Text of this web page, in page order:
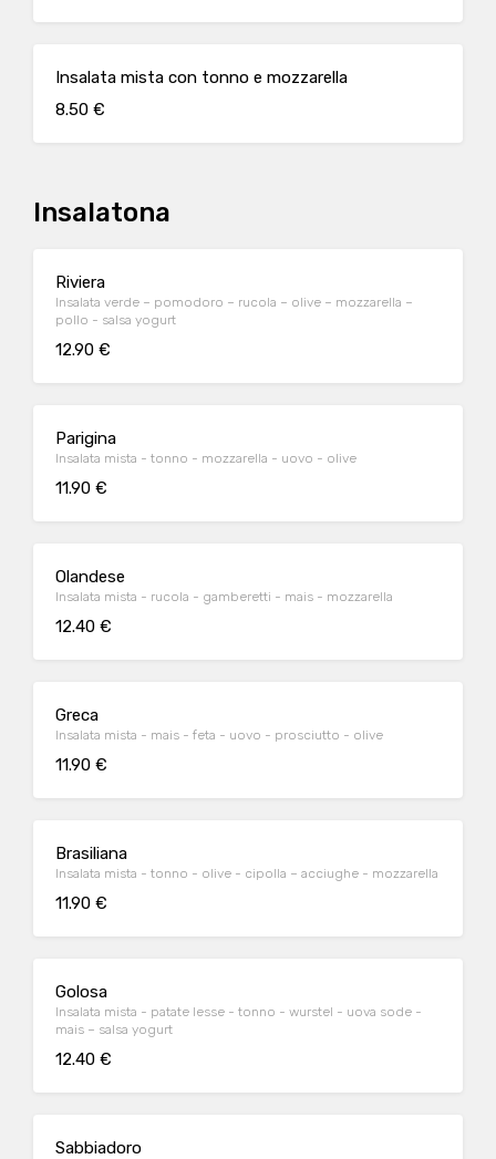
Insalata mista con tonno e mozzarella
8.50 €
Insalatona
Riviera
Insalata verde – pomodoro – rucola – olive – mozzarella –
pollo - salsa yogurt
12.90 €
Parigina
Insalata mista - tonno - mozzarella - uovo - olive
11.90 €
Olandese
Insalata mista - rucola - gamberetti - mais - mozzarella
12.40 €
Greca
Insalata mista - mais - feta - uovo - prosciutto - olive
11.90 €
Brasiliana
Insalata mista - tonno - olive - cipolla – acciughe - mozzarella
11.90 €
Golosa
Insalata mista - patate lesse - tonno - wurstel - uova sode -
mais – salsa yogurt
12.40 €
Sabbiadoro